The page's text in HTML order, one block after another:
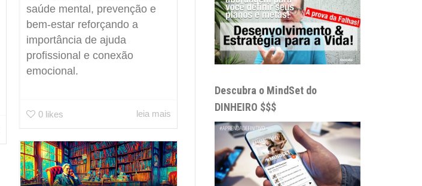
saúde mental, prevenção e
bem-estar reforçando a
importância de ajuda
profissional e conexão
emocional.
0 likes leia mais
Descubra o MindSet do
DINHEIRO $$$